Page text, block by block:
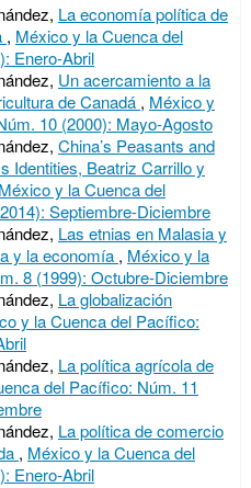
La economía política de
, México y la Cuenca del
Enero-Abril
Un acercamiento a la
de Canadá , México y
10 (2000): Mayo-Agosto
China’s Peasants and
Identities, Beatriz Carrillo y
México y la Cuenca del
Septiembre-Diciembre
Las etnias en Malasia y
y la economía , México y la
8 (1999): Octubre-Diciembre
La globalización
y la Cuenca del Pacífico:
La política agrícola de
del Pacífico: Núm. 11
La política de comercio
, México y la Cuenca del
Enero-Abril